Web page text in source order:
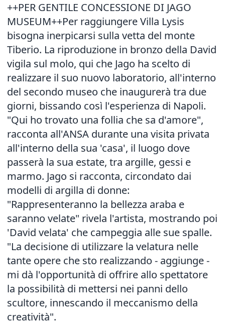
++PER GENTILE CONCESSIONE DI JAGO
MUSEUM++Per raggiungere Villa Lysis
bisogna inerpicarsi sulla vetta del monte
Tiberio. La riproduzione in bronzo della David
vigila sul molo, qui che Jago ha scelto di
realizzare il suo nuovo laboratorio, all'interno
del secondo museo che inaugurerà tra due
giorni, bissando così l'esperienza di Napoli.
"Qui ho trovato una follia che sa d'amore",
racconta all'ANSA durante una visita privata
all'interno della sua 'casa', il luogo dove
passerà la sua estate, tra argille, gessi e
marmo. Jago si racconta, circondato dai
modelli di argilla di donne:
"Rappresenteranno la bellezza araba e
saranno velate" rivela l'artista, mostrando poi
'David velata' che campeggia alle sue spalle.
"La decisione di utilizzare la velatura nelle
tante opere che sto realizzando - aggiunge -
mi dà l'opportunità di offrire allo spettatore
la possibilità di mettersi nei panni dello
scultore, innescando il meccanismo della
creatività".